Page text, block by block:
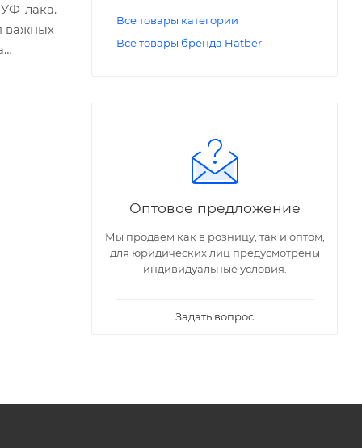
лака.
важных
Все товары категории
Все товары бренда Hatber
Оптовое предложение
Мы продаем как в розницу, так и оптом,
для юридических лиц предусмотрены
индивидуальные условия.
Задать вопрос